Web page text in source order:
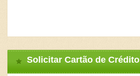
Solicitar Cartão de Crédito